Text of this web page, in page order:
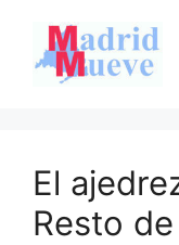
contenido
El
Resto